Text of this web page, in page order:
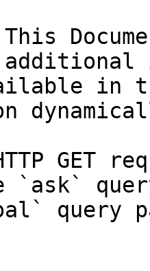
in
GET
`ask`
query